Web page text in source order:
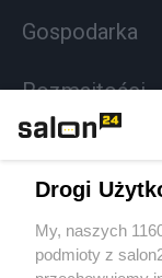
Gospodarka
Rozmaitości
Sport
Drogi
My, naszych
podmioty z